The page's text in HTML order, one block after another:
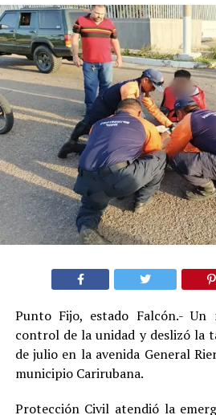
Punto Fijo, estado Falcón.-
control de la unidad y deslizó la
de julio en la avenida General
municipio Carirubana.
Protección Civil atendió la